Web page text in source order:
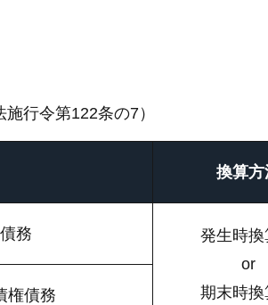
行令第122条の7）
換算方
務
発生時換
or
期末時換
権債務